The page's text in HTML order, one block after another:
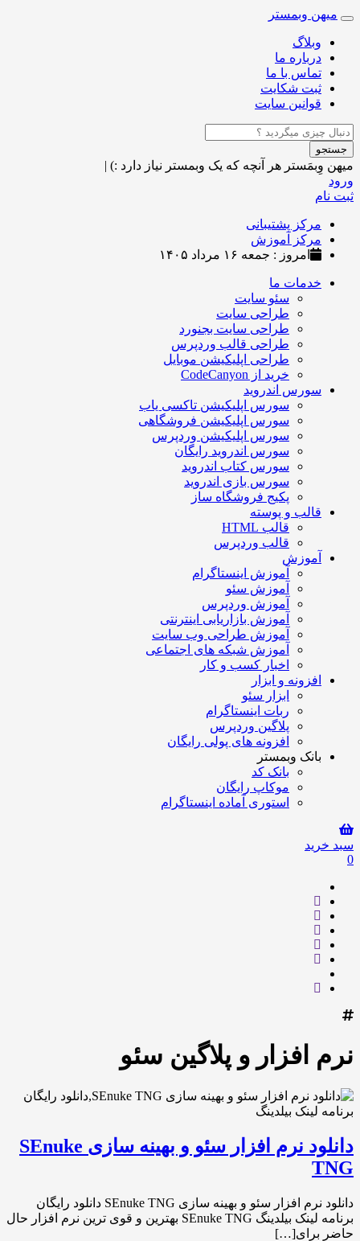
Toggle
navigation
میهن وبمستر
وبلاگ
درباره ما
تماس با ما
ثبت شکایت
قوانین سایت
جستجو
میهن وِبمَستر هر آنچه که یک وبمستر نیاز دارد :) |
ورود
ثبت نام
مرکز پشتیبانی
مرکز آموزش
امروز : جمعه ۱۶ مرداد ۱۴۰۵
خدمات ما
سئو سایت
طراحی سایت
طراحی سایت بجنورد
طراحی قالب وردپرس
طراحی اپلیکیشن موبایل
خرید از CodeCanyon
سورس اندروید
سورس اپلیکیشن تاکسی یاب
سورس اپلیکیشن فروشگاهی
سورس اپلیکیشن وردپرس
سورس اندروید رایگان
سورس کتاب اندروید
سورس بازی اندروید
پکیج فروشگاه ساز
قالب و پوسته
قالب HTML
قالب وردپرس
آموزش
آموزش اینستاگرام
آموزش سئو
آموزش وردپرس
آموزش بازاریابی اینترنتی
آموزش طراحی وب سایت
آموزش شبکه های اجتماعی
اخبار کسب و کار
افزونه و ابزار
ابزار سئو
ربات اینستاگرام
پلاگین وردپرس
افزونه های پولی رایگان
بانک وبمستر
بانک کد
موکاپ رایگان
استوری آماده اینستاگرام
سبد خرید
0
نرم افزار و پلاگین سئو
دانلود نرم افزار سئو و بهینه سازی SEnuke
TNG
دانلود نرم افزار سئو و بهینه سازی SEnuke TNG دانلود رایگان
برنامه لینک بیلدینگ SEnuke TNG بهترین و قوی ترین نرم افزار حال
حاضر برای[…]